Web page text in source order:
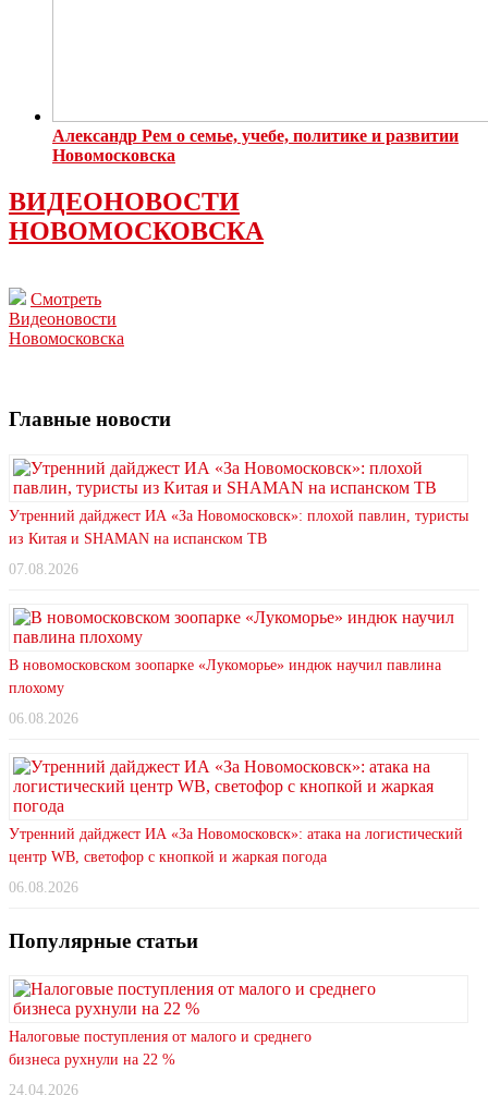
Александр Рем о семье, учебе, политике и развитии
Новомосковска
ВИДЕОНОВОСТИ
НОВОМОСКОВСКА
Смотреть
Видеоновости
Новомосковска
Главные новости
Утренний дайджест ИА «За Новомосковск»: плохой павлин, туристы
из Китая и SHAMAN на испанском ТВ
07.08.2026
В новомосковском зоопарке «Лукоморье» индюк научил павлина
плохому
06.08.2026
Утренний дайджест ИА «За Новомосковск»: атака на логистический
центр WB, светофор с кнопкой и жаркая погода
06.08.2026
Популярные статьи
Налоговые поступления от малого и среднего
бизнеса рухнули на 22 %
24.04.2026